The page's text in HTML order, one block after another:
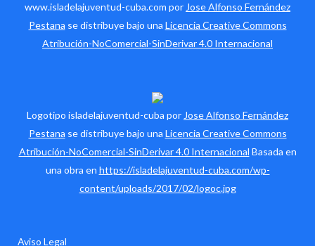
www.isladelajuventud-cuba.com por Jose Alfonso Fernández
Pestana se distribuye bajo una Licencia Creative Commons
Atribución-NoComercial-SinDerivar 4.0 Internacional
Logotipo isladelajuventud-cuba por Jose Alfonso Fernández
Pestana se distribuye bajo una Licencia Creative Commons
Atribución-NoComercial-SinDerivar 4.0 Internacional Basada en
una obra en https://isladelajuventud-cuba.com/wp-
content/uploads/2017/02/logoc.jpg
Aviso Legal